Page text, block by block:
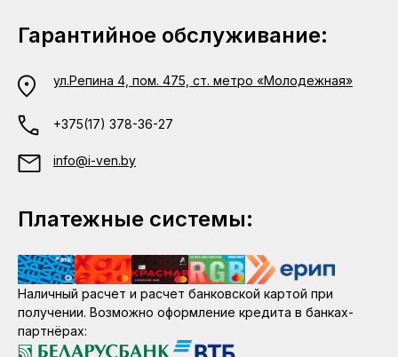
Гарантийное обслуживание:
ул.Репина 4, пом. 475, ст. метро «Молодежная»
+375(17) 378-36-27
info@i-ven.by
Платежные системы:
Наличный расчет и расчет банковской картой при
получении. Возможно оформление кредита в банках-
партнёрах: